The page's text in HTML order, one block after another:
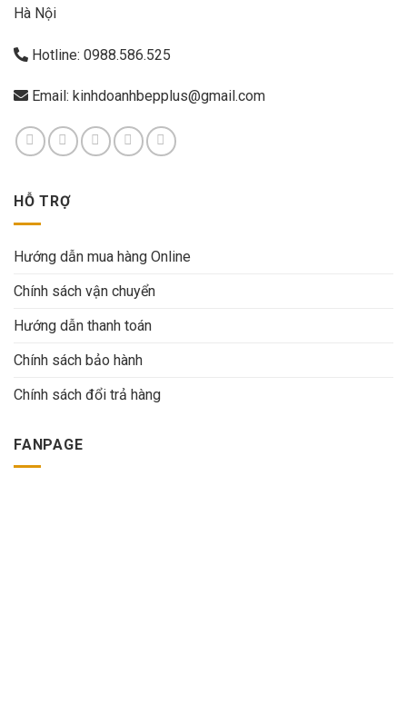
Hà Nội
Hotline: 0988.586.525
Email: kinhdoanhbepplus@gmail.com
HỖ TRỢ
Hướng dẫn mua hàng Online
Chính sách vận chuyển
Hướng dẫn thanh toán
Chính sách bảo hành
Chính sách đổi trả hàng
FANPAGE